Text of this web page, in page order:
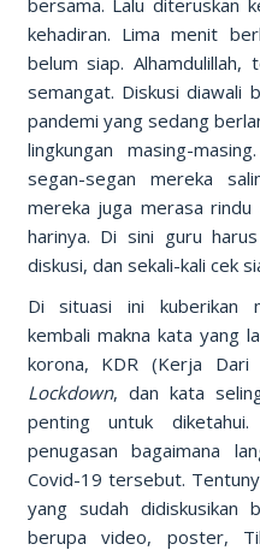
bersama. Lalu diteruskan
kehadiran. Lima menit
belum siap.
semangat. Diskusi diawali
pandemi yang sedang
lingkungan masing-
segan-segan mereka
mereka juga merasa rindu
harinya. Di sini guru
diskusi, dan sekali-kali cek
Di situasi ini kuberikan
kembali makna kata yang
korona, KDR (Kerja Dari
Lockdown, dan kata
penting untuk
penugasan bagaimana
Covid-19 tersebut.
yang sudah didiskusikan
berupa video, poster,